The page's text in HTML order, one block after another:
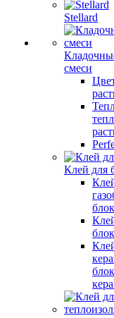
Stellard
смеси
Клей для